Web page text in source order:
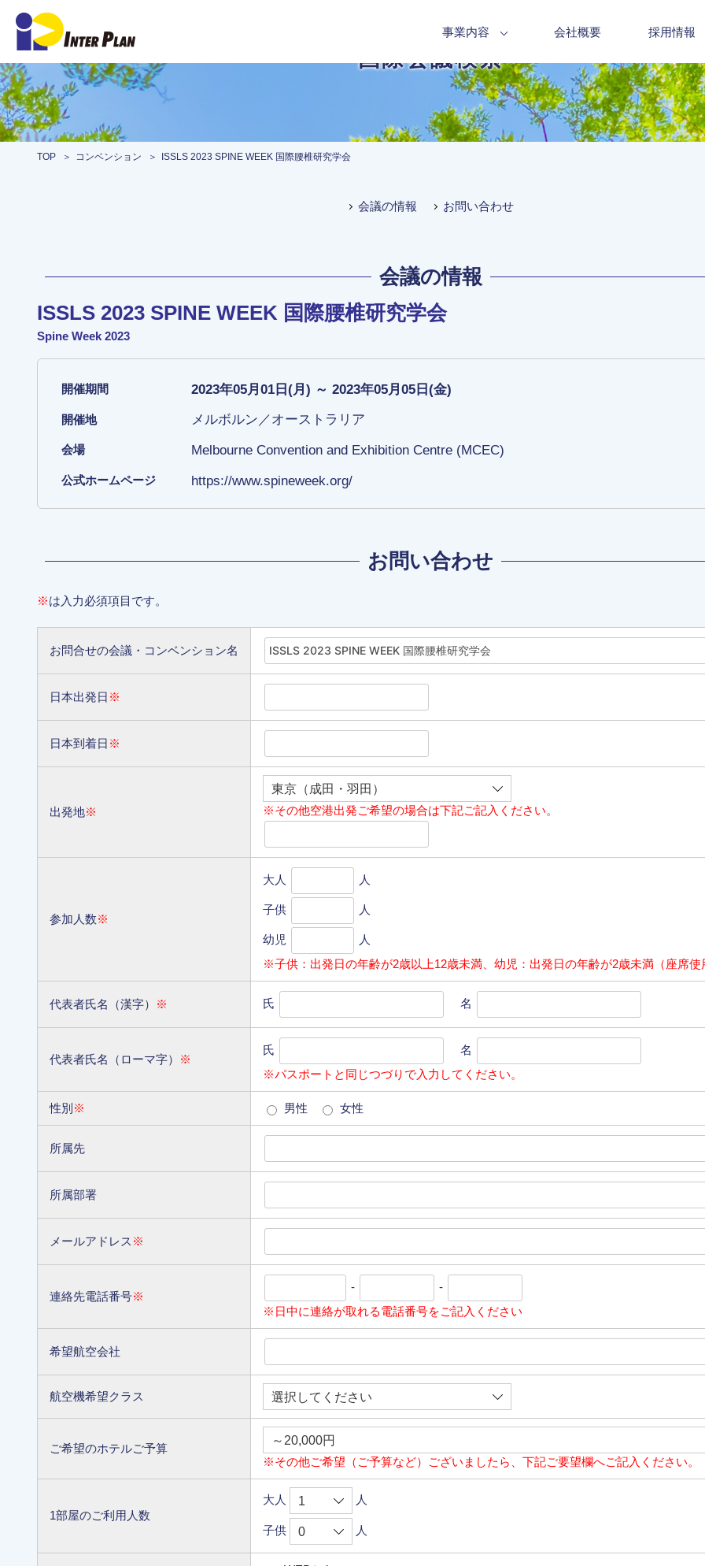
事業内容 会社概要 採用情報
国際会議検索
TOP コンベンション ISSLS 2023 SPINE WEEK 国際腰椎研究学会
会議の情報 お問い合わせ
会議の情報
ISSLS 2023 SPINE WEEK 国際腰椎研究学会
Spine Week 2023
開催期間 2023年05月01日(月) ～ 2023年05月05日(金)
開催地 メルボルン／オーストラリア
会場 Melbourne Convention and Exhibition Centre (MCEC)
公式ホームページ https://www.spineweek.org/
お問い合わせ
※は入力必須項目です。
お問合せの会議・コンベンション名
日本出発日 ※
日本到着日 ※
出発地※ ※その他空港出発ご希望の場合は下記ご記入ください。
参加人数※
大人 人
子供 人
幼児
人
※子供：出発日の年齢が2歳以上12歳未満、幼児：出発日の年齢が2歳未満（座席使
代表者氏名（漢字） ※ 氏 名
代表者氏名（ローマ字） ※
氏
名
※パスポートと同じつづりで入力してください。
性別 ※ 男性 女性
所属先
所属部署
メールアドレス ※
連絡先電話番号※
-
-
※日中に連絡が取れる電話番号をご記入ください
希望航空会社
航空機希望クラス
ご希望のホテルご予算
※その他ご希望（ご予算など）ございましたら、下記ご要望欄へご記入ください。
1部屋のご利用人数
大人 人
子供 人